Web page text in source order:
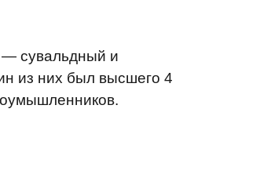
— сувальдный и
из них был высшего 4